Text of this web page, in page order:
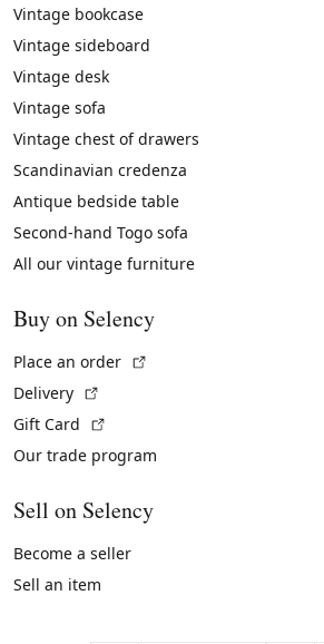
Vintage bookcase
Vintage sideboard
Vintage desk
Vintage sofa
Vintage chest of drawers
Scandinavian credenza
Antique bedside table
Second-hand Togo sofa
All our vintage furniture
Buy on Selency
Place an order
Delivery
Gift Card
Our trade program
Sell on Selency
Become a seller
Sell an item